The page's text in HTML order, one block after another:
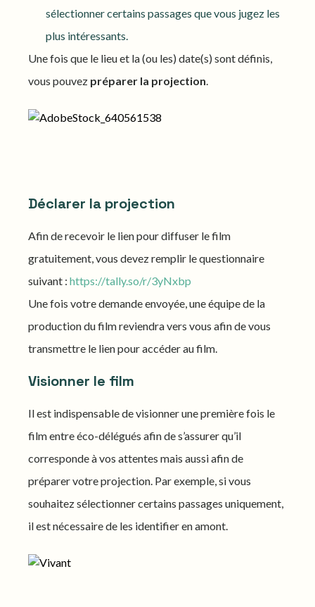
sélectionner certains passages que vous jugez les
plus intéressants.
Une fois que le lieu et la (ou les) date(s) sont définis,
vous pouvez préparer la projection.
Déclarer la projection
Afin de recevoir le lien pour diffuser le film
gratuitement, vous devez remplir le questionnaire
suivant : https://tally.so/r/3yNxbp
Une fois votre demande envoyée, une équipe de la
production du film reviendra vers vous afin de vous
transmettre le lien pour accéder au film.
Visionner le film
Il est indispensable de visionner une première fois le
film entre éco-délégués afin de s’assurer qu’il
corresponde à vos attentes mais aussi afin de
préparer votre projection. Par exemple, si vous
souhaitez sélectionner certains passages uniquement,
il est nécessaire de les identifier en amont.